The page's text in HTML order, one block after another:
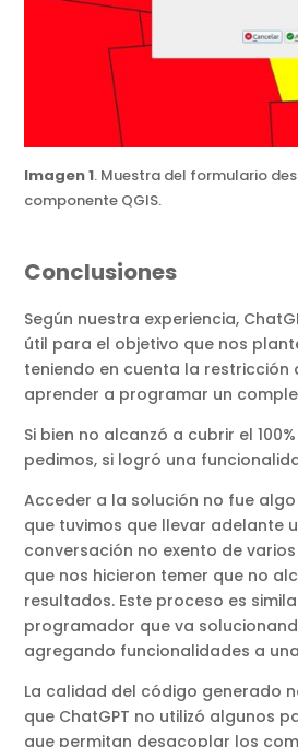
Imagen 1. Muestra del formulario
componente QGIS.
Conclusiones
Según nuestra experiencia,
útil para el objetivo que nos
teniendo en cuenta la restricción
aprender a programar un
Si bien no alcanzó a cubrir el
pedimos, si logró una
Acceder a la solución no fue
que tuvimos que llevar adelante
conversación no exento de
que nos hicieron temer que no
resultados. Este proceso es
programador que va
agregando funcionalidades a
La calidad del código generado
que ChatGPT no utilizó algunos
que permitan desacoplar los